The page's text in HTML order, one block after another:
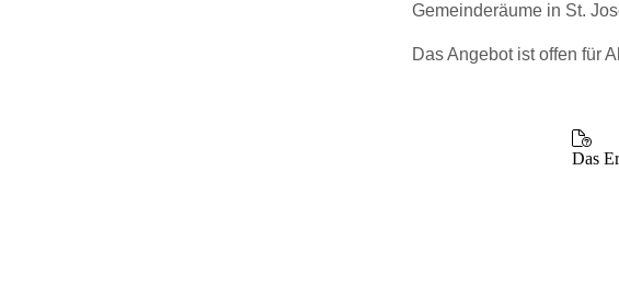
Gemeinderäume in St.
Das Angebot ist offen für